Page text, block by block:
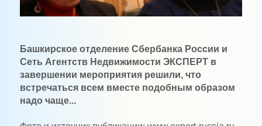
Башкирское отделение Сбербанка России и
Сеть Агентств Недвижимости ЭКСПЕРТ в
завершении мероприятия решили, что
встречаться всем вместе подобным образом
надо чаще...